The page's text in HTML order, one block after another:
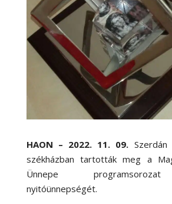
HAON – 2022. 11. 09.
székházban tartották meg a
Ünnepe
nyitóünnepségét.